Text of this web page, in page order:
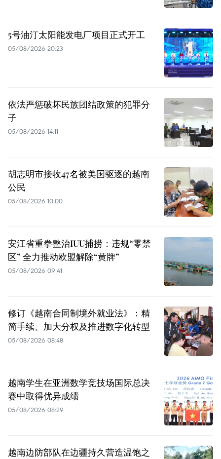
5号油汀太阳能发电厂项目正式开工
05/08/2026 20:23
依法严惩破坏民族团结政策的犯罪分
子
05/08/2026 14:11
胡志明市接收47名被美国驱逐的越南
公民
05/08/2026 10:00
安江省重拳整治IUU捕捞：违规“零禁
区” 全力推动欧盟解除“黄牌”
05/08/2026 09:41
修订《越南合同制境外就业法》：精
简手续、加大分权及推进数字化转型
05/08/2026 08:48
越南学生在亚洲数学竞技场国际总决
赛中取得优异成绩
05/08/2026 08:29
越南边防部队在边疆持久营造温饱之